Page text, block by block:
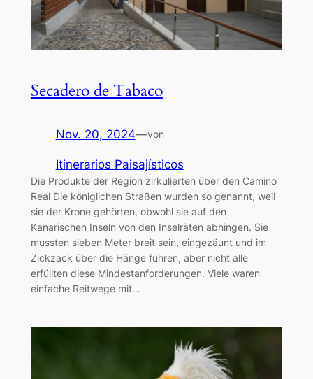
Secadero de Tabaco
Nov. 20, 2024—von
Itinerarios Paisajísticos
Die Produkte der Region zirkulierten über den Camino
Real Die königlichen Straßen wurden so genannt, weil
sie der Krone gehörten, obwohl sie auf den
Kanarischen Inseln von den Inselräten abhingen. Sie
mussten sieben Meter breit sein, eingezäunt und im
Zickzack über die Hänge führen, aber nicht alle
erfüllten diese Mindestanforderungen. Viele waren
einfache Reitwege mit…